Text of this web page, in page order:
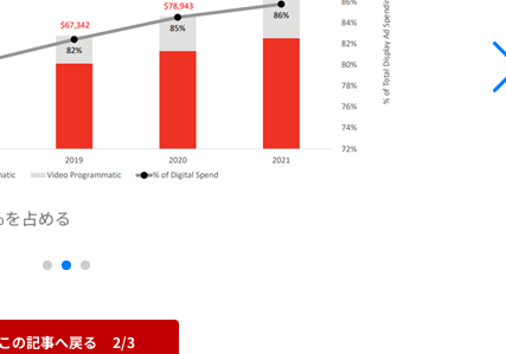
占める
この記事へ戻る 2/3